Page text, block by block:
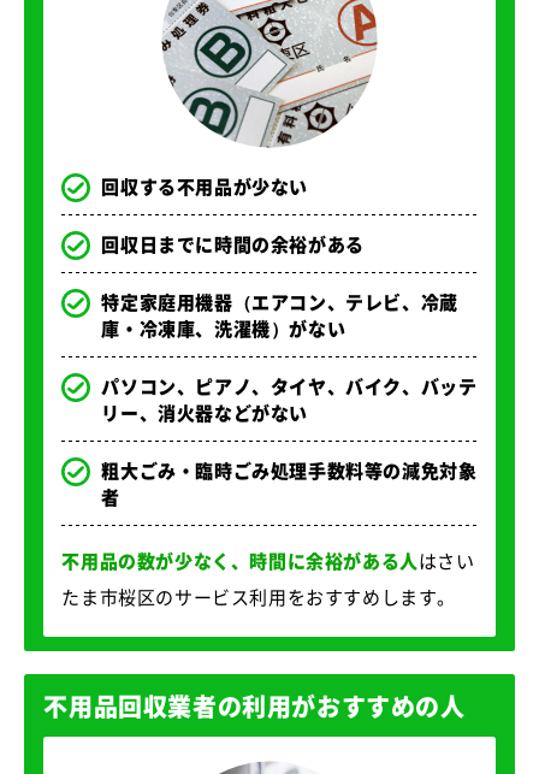
回収する不用品が少ない
回収日までに時間の余裕がある
特定家庭用機器（エアコン、テレビ、冷蔵
庫・冷凍庫、洗濯機）がない
パソコン、ピアノ、タイヤ、バイク、バッテ
リー、消火器などがない
粗大ごみ・臨時ごみ処理手数料等の減免対象
者
不用品の数が少なく、時間に余裕がある人はさい
たま市桜区のサービス利用をおすすめします。
不用品回収業者の利用がおすすめの人